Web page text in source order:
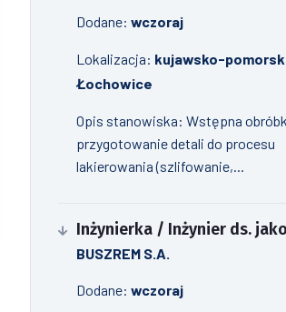
Dodane: wczoraj
Lokalizacja: kujawsko-
Łochowice
Opis stanowiska: Wstępna
przygotowanie detali do procesu
lakierowania (szlifowanie,...
BUSZREM S.A.
Dodane: wczoraj